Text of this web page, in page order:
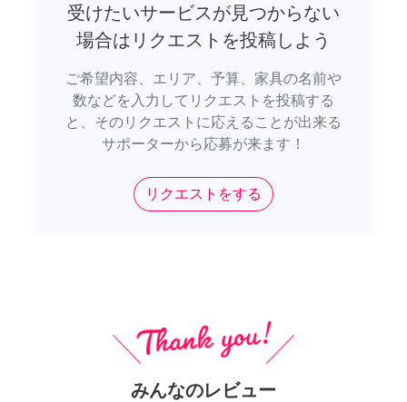
受けたいサービスが見つからない
場合はリクエストを投稿しよう
ご希望内容、エリア、予算、家具の名前や
数などを入力してリクエストを投稿する
と、そのリクエストに応えることが出来る
サポーターから応募が来ます！
リクエストをする
みんなのレビュー